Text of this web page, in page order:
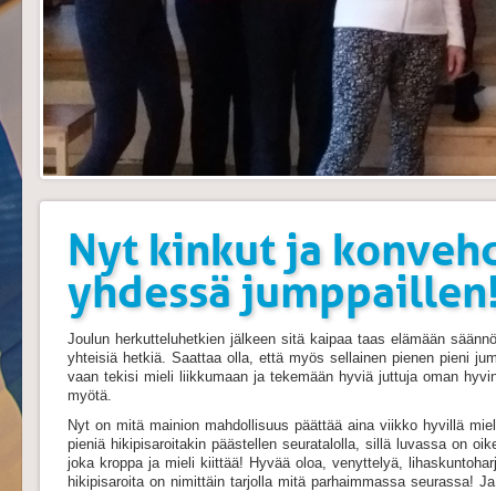
Nyt kinkut ja
yhdessä
Joulun herkutteluhetkien jälkeen sitä kaipaa taas elämään
yhteisiä hetkiä. Saattaa olla, että myös sellainen pienen pieni
vaan tekisi mieli liikkumaan ja tekemään hyviä juttuja oman
myötä.
Nyt on mitä mainion mahdollisuus päättää aina viikko hyvillä
pieniä hikipisaroitakin päästellen seuratalolla, sillä luvassa on
joka kroppa ja mieli kiittää! Hyvää oloa, venyttelyä,
hikipisaroita on nimittäin tarjolla mitä parhaimmassa seurassa!